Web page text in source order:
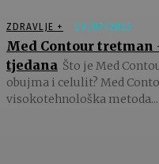
ZDRAVLJE + 09/07/2025
Med Contour
tjedana Što je Med
obujma i celulit? Med
visokotehnološka metoda...